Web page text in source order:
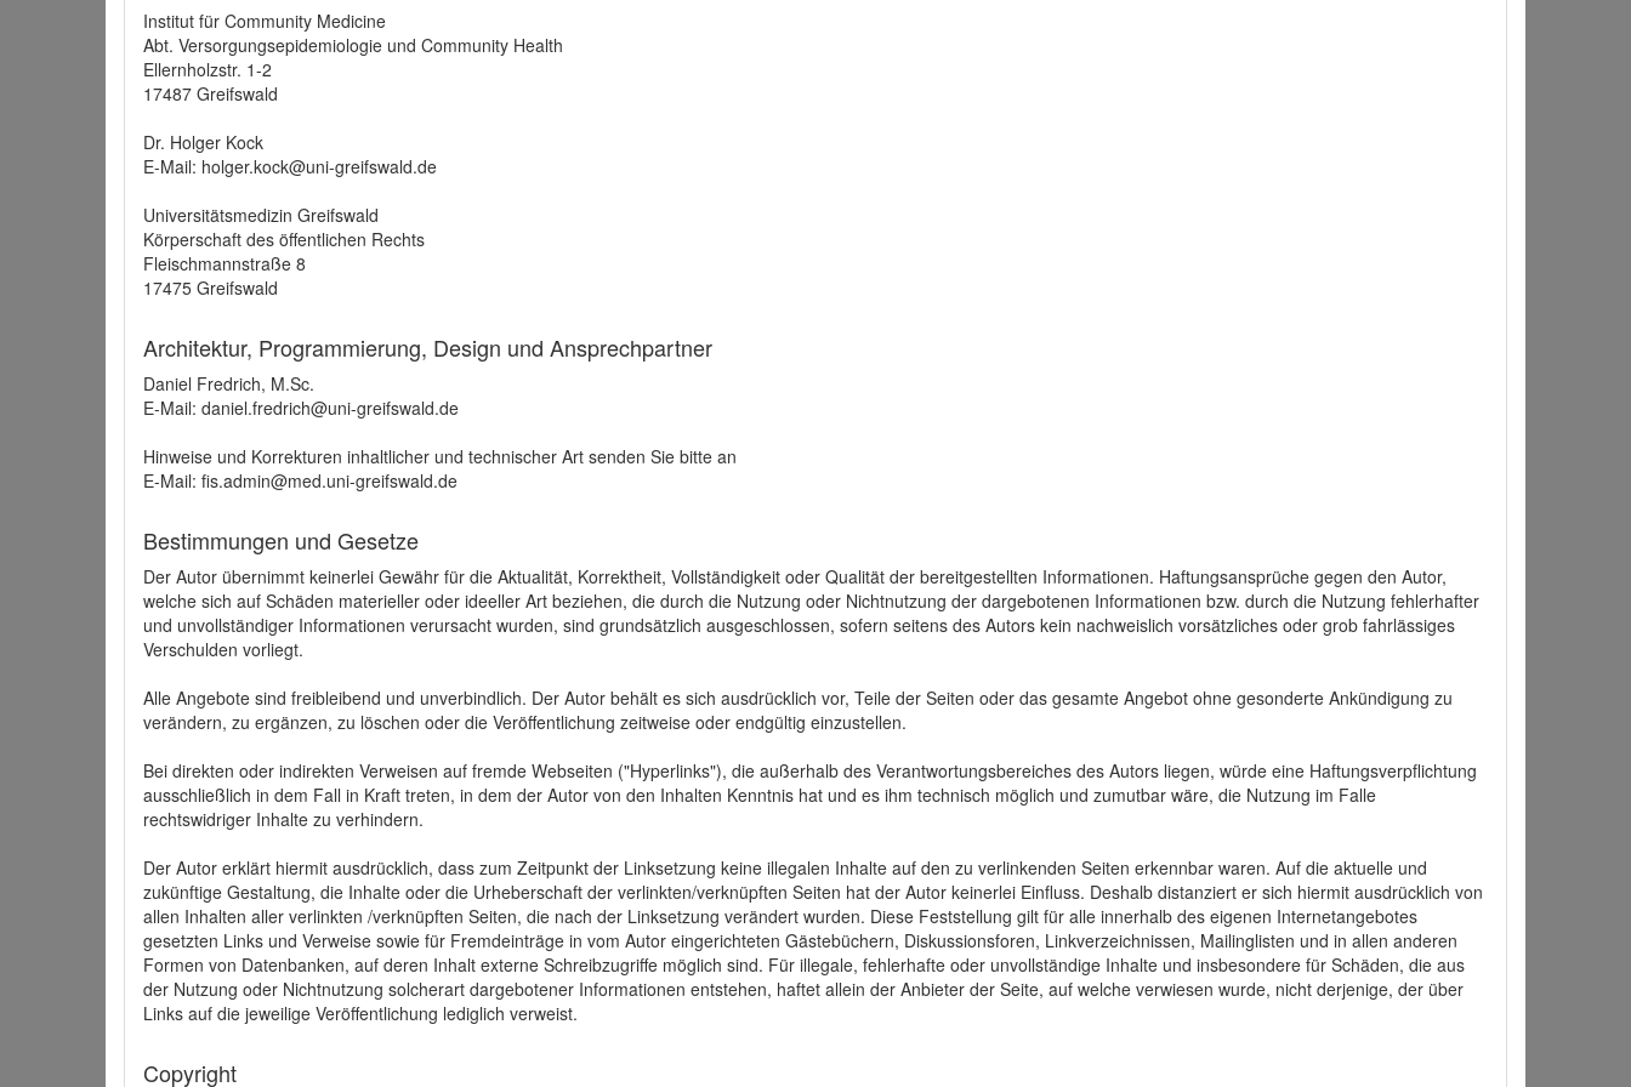
Institut für Community Medicine
Abt. Versorgungsepidemiologie und Community Health
Ellernholzstr. 1-2
17487 Greifswald
Dr. Holger Kock
E-Mail: holger.kock@uni-greifswald.de
Universitätsmedizin Greifswald
Körperschaft des öffentlichen Rechts
Fleischmannstraße 8
17475 Greifswald
Architektur, Programmierung, Design und Ansprechpartner
Daniel Fredrich, M.Sc.
E-Mail: daniel.fredrich@uni-greifswald.de
Hinweise und Korrekturen inhaltlicher und technischer Art senden Sie bitte an
E-Mail: fis.admin@med.uni-greifswald.de
Bestimmungen und Gesetze
Der Autor übernimmt keinerlei Gewähr für die Aktualität, Korrektheit, Vollständigkeit oder Qualität der bereitgestellten Informationen. Haftungsansprüche gegen den Autor,
welche sich auf Schäden materieller oder ideeller Art beziehen, die durch die Nutzung oder Nichtnutzung der dargebotenen Informationen bzw. durch die Nutzung fehlerhafter
und unvollständiger Informationen verursacht wurden, sind grundsätzlich ausgeschlossen, sofern seitens des Autors kein nachweislich vorsätzliches oder grob fahrlässiges
Verschulden vorliegt.
Alle Angebote sind freibleibend und unverbindlich. Der Autor behält es sich ausdrücklich vor, Teile der Seiten oder das gesamte Angebot ohne gesonderte Ankündigung zu
verändern, zu ergänzen, zu löschen oder die Veröffentlichung zeitweise oder endgültig einzustellen.
Bei direkten oder indirekten Verweisen auf fremde Webseiten ("Hyperlinks"), die außerhalb des Verantwortungsbereiches des Autors liegen, würde eine Haftungsverpflichtung
ausschließlich in dem Fall in Kraft treten, in dem der Autor von den Inhalten Kenntnis hat und es ihm technisch möglich und zumutbar wäre, die Nutzung im Falle
rechtswidriger Inhalte zu verhindern.
Der Autor erklärt hiermit ausdrücklich, dass zum Zeitpunkt der Linksetzung keine illegalen Inhalte auf den zu verlinkenden Seiten erkennbar waren. Auf die aktuelle und
zukünftige Gestaltung, die Inhalte oder die Urheberschaft der verlinkten/verknüpften Seiten hat der Autor keinerlei Einfluss. Deshalb distanziert er sich hiermit ausdrücklich von
allen Inhalten aller verlinkten /verknüpften Seiten, die nach der Linksetzung verändert wurden. Diese Feststellung gilt für alle innerhalb des eigenen Internetangebotes
gesetzten Links und Verweise sowie für Fremdeinträge in vom Autor eingerichteten Gästebüchern, Diskussionsforen, Linkverzeichnissen, Mailinglisten und in allen anderen
Formen von Datenbanken, auf deren Inhalt externe Schreibzugriffe möglich sind. Für illegale, fehlerhafte oder unvollständige Inhalte und insbesondere für Schäden, die aus
der Nutzung oder Nichtnutzung solcherart dargebotener Informationen entstehen, haftet allein der Anbieter der Seite, auf welche verwiesen wurde, nicht derjenige, der über
Links auf die jeweilige Veröffentlichung lediglich verweist.
Copyright